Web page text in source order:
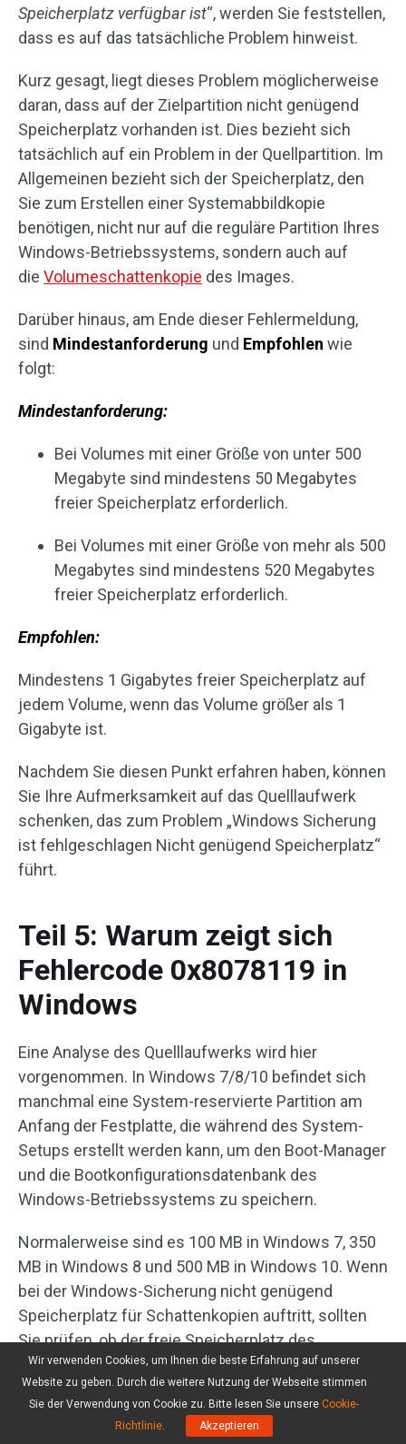
Speicherplatz verfügbar ist“, werden Sie feststellen,
dass es auf das tatsächliche Problem hinweist.
Kurz gesagt, liegt dieses Problem möglicherweise
daran, dass auf der Zielpartition nicht genügend
Speicherplatz vorhanden ist. Dies bezieht sich
tatsächlich auf ein Problem in der Quellpartition. Im
Allgemeinen bezieht sich der Speicherplatz, den
Sie zum Erstellen einer Systemabbildkopie
benötigen, nicht nur auf die reguläre Partition Ihres
Windows-Betriebssystems, sondern auch auf
die Volumeschattenkopie des Images.
Darüber hinaus, am Ende dieser Fehlermeldung,
sind Mindestanforderung und Empfohlen wie
folgt:
Mindestanforderung:
Bei Volumes mit einer Größe von unter 500
Megabyte sind mindestens 50 Megabytes
freier Speicherplatz erforderlich.
Bei Volumes mit einer Größe von mehr als 500
Megabytes sind mindestens 520 Megabytes
freier Speicherplatz erforderlich.
Empfohlen:
Mindestens 1 Gigabytes freier Speicherplatz auf
jedem Volume, wenn das Volume größer als 1
Gigabyte ist.
Nachdem Sie diesen Punkt erfahren haben, können
Sie Ihre Aufmerksamkeit auf das Quelllaufwerk
schenken, das zum Problem „Windows Sicherung
ist fehlgeschlagen Nicht genügend Speicherplatz“
führt.
Teil 5: Warum zeigt sich
Fehlercode 0x8078119 in
Windows
Eine Analyse des Quelllaufwerks wird hier
vorgenommen. In Windows 7/8/10 befindet sich
manchmal eine System-reservierte Partition am
Anfang der Festplatte, die während des System-
Setups erstellt werden kann, um den Boot-Manager
und die Bootkonfigurationsdatenbank des
Windows-Betriebssystems zu speichern.
Normalerweise sind es 100 MB in Windows 7, 350
MB in Windows 8 und 500 MB in Windows 10. Wenn
bei der Windows-Sicherung nicht genügend
Speicherplatz für Schattenkopien auftritt, sollten
Sie prüfen, ob der freie Speicherplatz des
reservierten Systems für die Volumeschattenkopie
nicht reicht.
Darüber hinaus ist eine Wiederherstellungspartition
Wir verwenden Cookies, um Ihnen die beste Erfahrung auf unserer
Website zu geben. Durch die weitere Nutzung der Webseite stimmen
Sie der Verwendung von Cookie zu. Bitte lesen Sie unsere Cookie-
Richtlinie. Akzeptieren